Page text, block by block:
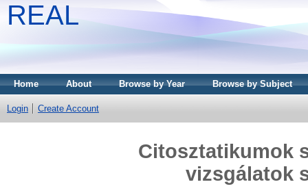
REAL
Home About Browse by Year Browse by Subject
Login Create Account
Citosztatikumok
vizsgálatok